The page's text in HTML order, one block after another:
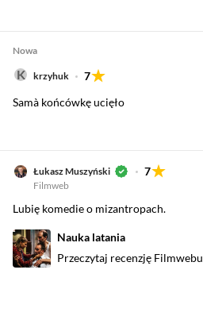
Nowa
krzyhuk
7
Samà końcówkę ucięło
Łukasz Muszyński 7
Filmweb
Lubię komedie o mizantropach.
Nauka latania
Przeczytaj recenzję Filmwebu